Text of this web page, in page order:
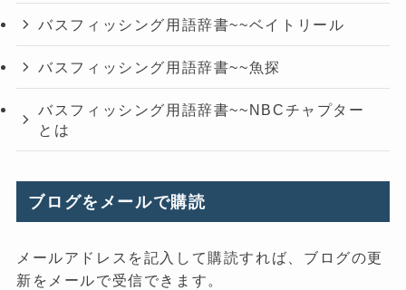
バスフィッシング用語辞書~~ベイトリール
バスフィッシング用語辞書~~魚探
バスフィッシング用語辞書~~NBCチャプター
とは
ブログをメールで購読
メールアドレスを記入して購読すれば、ブログの更
新をメールで受信できます。